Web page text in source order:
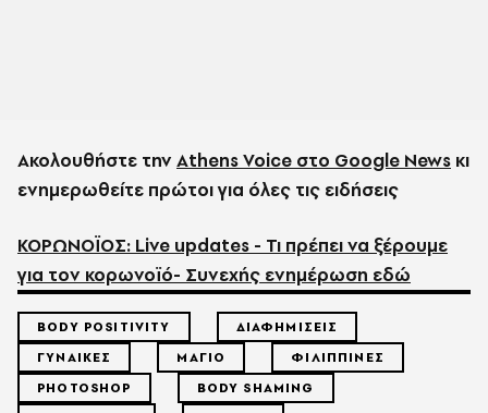
Ακολουθήστε την Athens Voice στο Google News κι
ενημερωθείτε πρώτοι για όλες τις ειδήσεις
ΚΟΡΩΝΟΪΟΣ: Live updates - Τι πρέπει να ξέρουμε
για τον κορωνοϊό- Συνεχής ενημέρωση εδώ
BODY POSITIVITY
ΔΙΑΦΗΜΙΣΕΙΣ
ΓΥΝΑΙΚΕΣ
ΜΑΓΙΟ
ΦΙΛΙΠΠΙΝΕΣ
PHOTOSHOP
BODY SHAMING